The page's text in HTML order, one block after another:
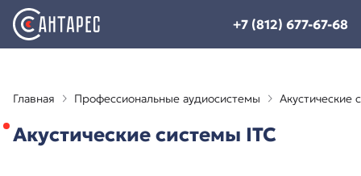
+7 (812) 677-67-68
Главная Профессиональные аудиосистемы Акустические
Акустические системы ITC